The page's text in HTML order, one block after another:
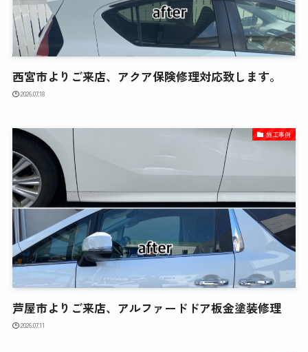
西宮市よりご来店、アクア保険修理対応致します。
2026.07.18
施工事例
芦屋市よりご来店、アルファードドア板金塗装修理
2026.07.11